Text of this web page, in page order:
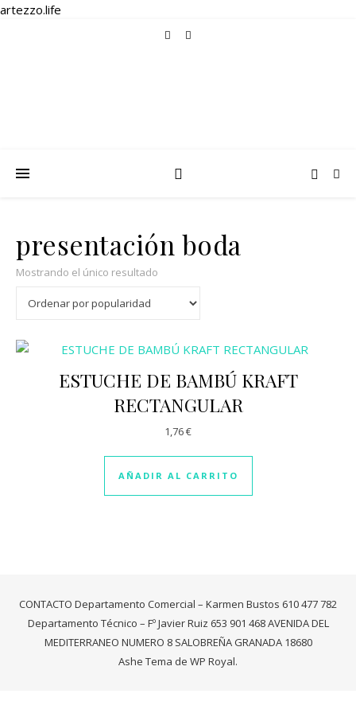
artezzo.life
presentación boda
Mostrando el único resultado
ESTUCHE DE BAMBÚ KRAFT
RECTANGULAR
1,76€
AÑADIR AL CARRITO
CONTACTO Departamento Comercial – Karmen Bustos 610 477 782
Departamento Técnico – Fº Javier Ruiz 653 901 468 AVENIDA DEL
MEDITERRANEO NUMERO 8 SALOBREÑA GRANADA 18680
Ashe Tema de WP Royal.